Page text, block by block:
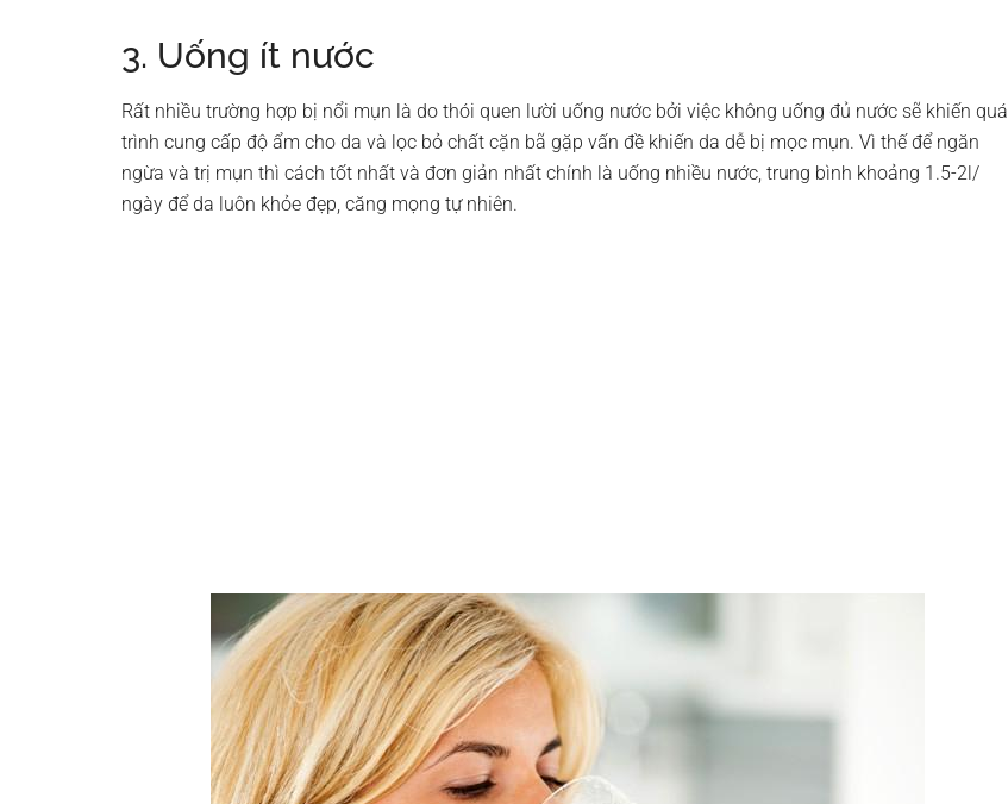
3. Uống ít nước
Rất nhiều trường hợp bị nổi mụn là do thói quen lười uống nước bởi việc không uống đủ nước sẽ khiến quá
trình cung cấp độ ẩm cho da và lọc bỏ chất cặn bã gặp vấn đề khiến da dễ bị mọc mụn. Vì thế để ngăn
ngừa và trị mụn thì cách tốt nhất và đơn giản nhất chính là uống nhiều nước, trung bình khoảng 1.5-2l/
ngày để da luôn khỏe đẹp, căng mọng tự nhiên.